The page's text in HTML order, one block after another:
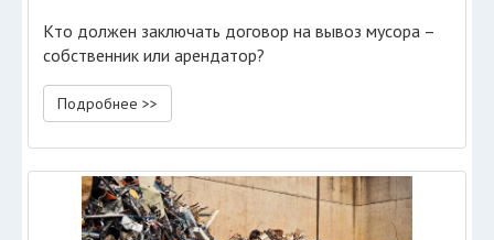
Кто должен заключать договор на вывоз мусора –
собственник или арендатор?
Подробнее >>